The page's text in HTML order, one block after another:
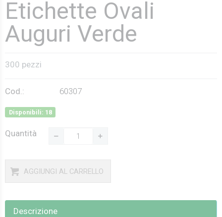
Etichette Ovali
Auguri Verde
300 pezzi
Cod.: 60307
Disponibili: 18
Quantità
AGGIUNGI AL CARRELLO
Descrizione